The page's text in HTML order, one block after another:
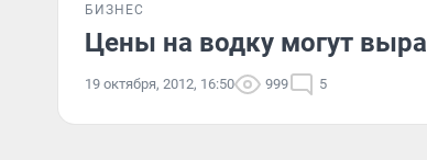
БИЗНЕС
Цены на водку могут
19 октября, 2012, 16:50 999 5